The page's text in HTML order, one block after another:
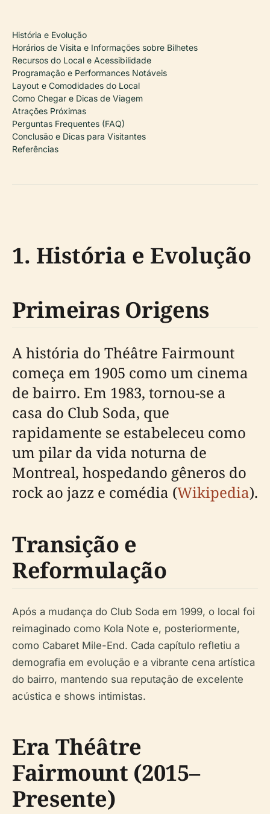
História e Evolução
Horários de Visita e Informações sobre Bilhetes
Recursos do Local e Acessibilidade
Programação e Performances Notáveis
Layout e Comodidades do Local
Como Chegar e Dicas de Viagem
Atrações Próximas
Perguntas Frequentes (FAQ)
Conclusão e Dicas para Visitantes
Referências
1. História e Evolução
Primeiras Origens
A história do Théâtre Fairmount
começa em 1905 como um cinema
de bairro. Em 1983, tornou-se a
casa do Club Soda, que
rapidamente se estabeleceu como
um pilar da vida noturna de
Montreal, hospedando gêneros do
rock ao jazz e comédia (Wikipedia).
Transição e
Reformulação
Após a mudança do Club Soda em 1999, o local foi
reimaginado como Kola Note e, posteriormente,
como Cabaret Mile-End. Cada capítulo refletiu a
demografia em evolução e a vibrante cena artística
do bairro, mantendo sua reputação de excelente
acústica e shows intimistas.
Era Théâtre
Fairmount (2015–
Presente)